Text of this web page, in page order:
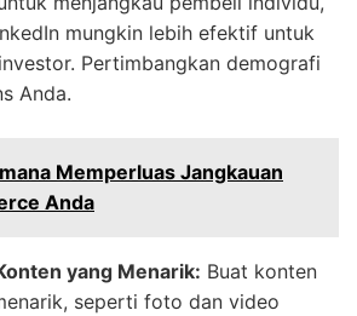
mungkin lebih efektif untuk
Pertimbangkan demografi
Anda.
Memperluas Jangkauan
Anda
yang Menarik: Buat konten
seperti foto dan video